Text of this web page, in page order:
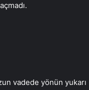
vadede yönün yukarı